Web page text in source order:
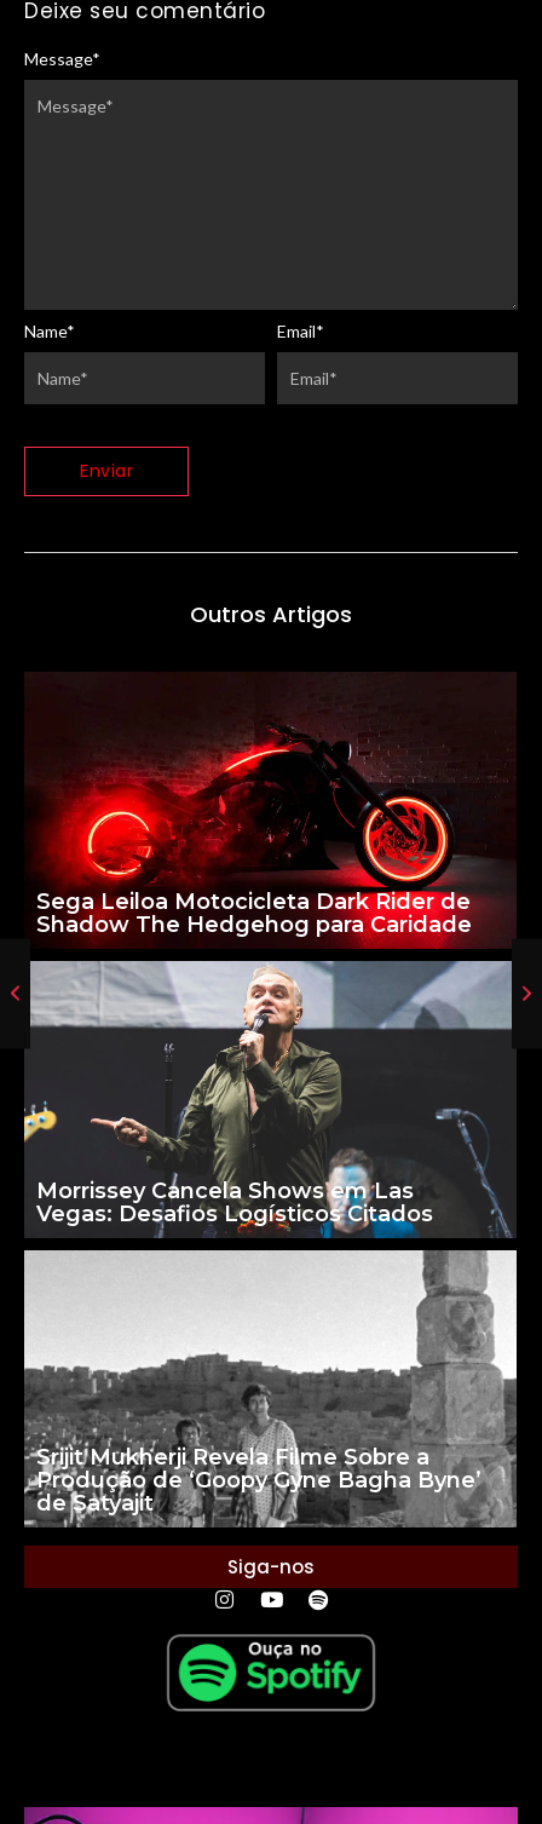
Deixe seu comentário
Message*
Name* Email*
Outros Artigos
Sega Leiloa Motocicleta Dark Rider de
Shadow The Hedgehog para Caridade
Morrissey Cancela Shows em Las
Vegas: Desafios Logísticos Citados
Srijit Mukherji Revela Filme Sobre a
Produção de ‘Goopy Gyne Bagha Byne’
de Satyajit
Siga-nos